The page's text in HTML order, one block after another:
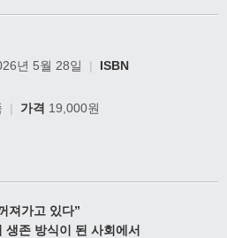
년 5월 28일 |
ISBN
| 가격 19,000원
져가고 있다”
생존 방식이 된 사회에서